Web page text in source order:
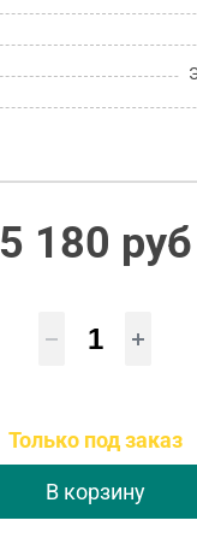
5 180 руб
Только под заказ
В корзину